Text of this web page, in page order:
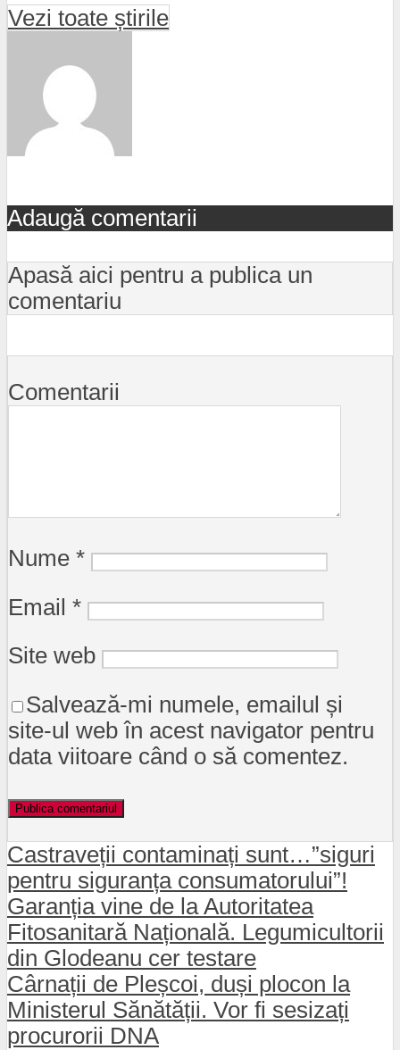
Vezi toate știrile
Adaugă comentarii
Apasă aici pentru a publica un
comentariu
Comentarii
Nume *
Email *
Site web
Salvează-mi numele, emailul și
site-ul web în acest navigator pentru
data viitoare când o să comentez.
Castraveții contaminați sunt…”siguri
pentru siguranța consumatorului”!
Garanția vine de la Autoritatea
Fitosanitară Națională. Legumicultorii
din Glodeanu cer testare
Cârnații de Pleșcoi, duși plocon la
Ministerul Sănătății. Vor fi sesizați
procurorii DNA